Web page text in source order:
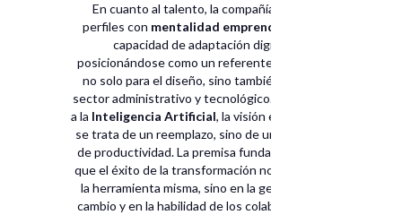
En cuanto al talento, la compañía busca
perfiles con mentalidad emprendedora
capacidad de adaptación digital,
posicionándose como un referente atractivo
no solo para el diseño, sino también para el
sector administrativo y tecnológico. Respecto
a la Inteligencia Artificial, la visión es clara: no
se trata de un reemplazo, sino de una palanca
de productividad. La premisa fundamental es
que el éxito de la transformación no reside en
la herramienta misma, sino en la gestión del
cambio y en la habilidad de los colaboradores